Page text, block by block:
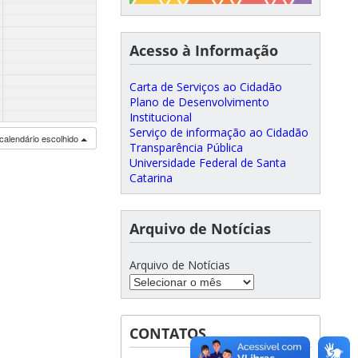
escolhido
Acesso à Informação
Carta de Serviços ao Cidadão
Plano de Desenvolvimento
Institucional
Serviço de informação ao Cidadão
Transparência Pública
Universidade Federal de Santa
Catarina
Arquivo de Notícias
Arquivo de Notícias
CONTATOS